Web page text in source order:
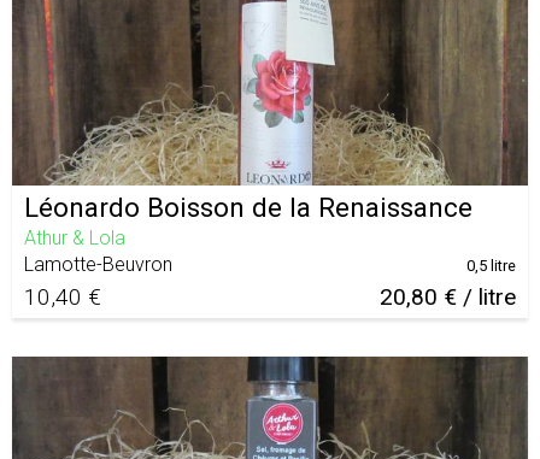
Léonardo Boisson de la Renaissance
Athur & Lola
Lamotte-Beuvron
10,40 € 20,80 € / litre
0,5 litre